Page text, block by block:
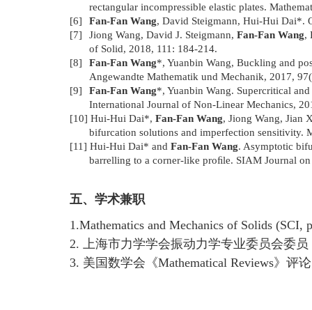
rectangular incompressible elastic plates.
[6]
Fan-Fan Wang, David Steigmann, Hui-Hui Dai*.
[7]
Jiong Wang, David J. Steigmann, Fan-Fan Wang,
of Solid, 2018, 111: 184-214.
[8]
Fan-Fan Wang*, Yuanbin Wang, Buckling and
Angewandte Mathematik und Mechanik, 2017,
[9]
Fan-Fan Wang*, Yuanbin Wang. Supercritical
International Journal of Non-Linear Mechanics,
[10] Hui-Hui Dai*, Fan-Fan Wang, Jiong Wang, Jian
bifurcation solutions and imperfection sensitivity.
[11] Hui-Hui Dai* and Fan-Fan Wang. Asymptotic
barrelling to a corner-like proﬁle. SIAM Journal
五、学术兼职
1.Mathematics and Mechanics of Solids (SCI,
2. 上海市力学学会振动力学专业委员会委员
3. 美国数学会《Mathematical Reviews》评